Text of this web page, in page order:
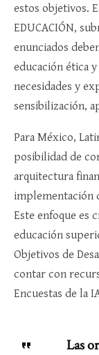
estos objetivos.
EDUCACIÓN,
enunciados
educación ética
necesidades y
sensibilización,
Para México,
posibilidad de
arquitectura
implementación
Este enfoque es
educación
Objetivos de
contar con
Encuestas de la
Las